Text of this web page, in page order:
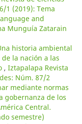
1 (2019): Tema
and
Munguía Zatarain
historia ambiental
la nación a las
, Iztapalapa Revista
Núm. 87/2
mediante normas
gobernanza de los
Central.
semestre)